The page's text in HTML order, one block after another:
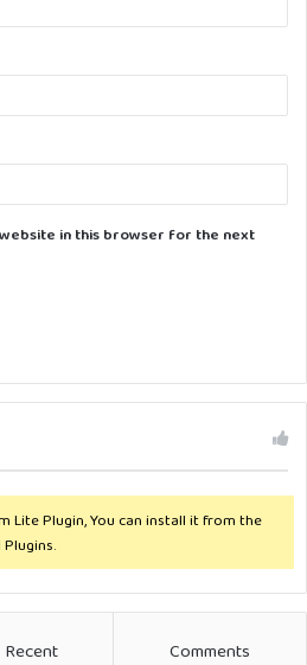
website in this browser for the next
Lite Plugin, You can install it from the
Recent Comments